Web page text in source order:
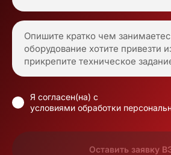
Я согласен(на) с
условиями обработки
Оставить заявку